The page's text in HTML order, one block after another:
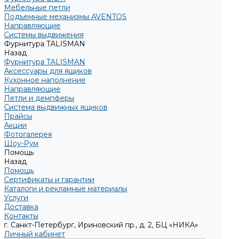
Мебельные петли
Подъемные механизмы AVENTOS
Направляющие
Системы выдвижения
Фурнитура TALISMAN
Назад
Фурнитура TALISMAN
Аксессуары для ящиков
Кухонное наполнение
Направляющие
Петли и демпферы
Система выдвижных ящиков
Прайсы
Акции
Фотогалерея
Шоу-Рум
Помощь
Назад
Помощь
Сертификаты и гарантии
Каталоги и рекламные материалы
Услуги
Доставка
Контакты
г. Санкт-Петербург, Ириновский пр., д. 2, БЦ «НИКА»
Личный кабинет